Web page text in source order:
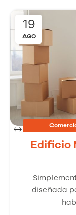
19
AGO
Edificio
diseñada